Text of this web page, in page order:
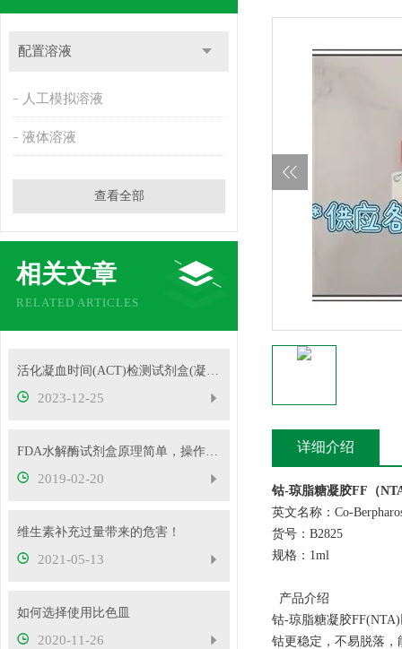
配置溶液
人工模拟溶液
液体溶液
查看全部
相关文章
RELATED ARTICLES
活化凝血时间(ACT)检测试剂盒(凝固法)的参考区间
2023-12-25
FDA水解酶试剂盒原理简单，操作方便
2019-02-20
维生素补充过量带来的危害！
2021-05-13
如何选择使用比色皿
2020-11-26
详细介绍
钴-琼脂糖凝胶FF（
英文名称：Co-
货号：B2825
规格：1ml
产品介绍
钴-琼脂糖凝胶
钴更稳定，不易脱落